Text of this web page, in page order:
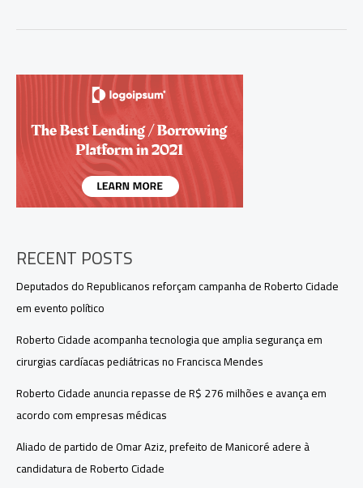
liderança
Amazonas
RECENT POSTS
Deputados do Republicanos reforçam campanha de Roberto Cidade
em evento político
Roberto Cidade acompanha tecnologia que amplia segurança em
cirurgias cardíacas pediátricas no Francisca Mendes
Roberto Cidade anuncia repasse de R$ 276 milhões e avança em
acordo com empresas médicas
Aliado de partido de Omar Aziz, prefeito de Manicoré adere à
candidatura de Roberto Cidade